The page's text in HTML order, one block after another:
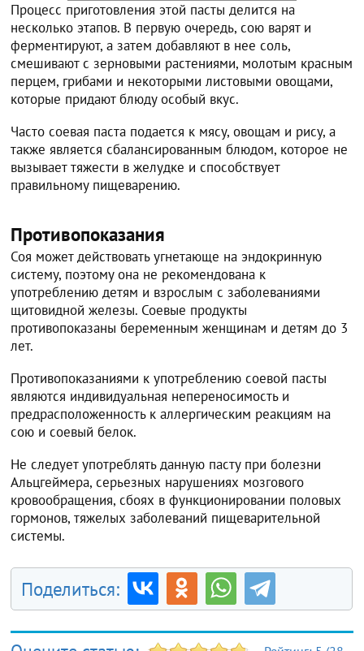
Процесс приготовления этой пасты делится на
несколько этапов. В первую очередь, сою варят и
ферментируют, а затем добавляют в нее соль,
смешивают с зерновыми растениями, молотым красным
перцем, грибами и некоторыми листовыми овощами,
которые придают блюду особый вкус.
Часто соевая паста подается к мясу, овощам и рису, а
также является сбалансированным блюдом, которое не
вызывает тяжести в желудке и способствует
правильному пищеварению.
Противопоказания
Соя может действовать угнетающе на эндокринную
систему, поэтому она не рекомендована к
употреблению детям и взрослым с заболеваниями
щитовидной железы. Соевые продукты
противопоказаны беременным женщинам и детям до 3
лет.
Противопоказаниями к употреблению соевой пасты
являются индивидуальная непереносимость и
предрасположенность к аллергическим реакциям на
сою и соевый белок.
Не следует употреблять данную пасту при болезни
Альцгеймера, серьезных нарушениях мозгового
кровообращения, сбоях в функционировании половых
гормонов, тяжелых заболеваний пищеварительной
системы.
Поделиться: